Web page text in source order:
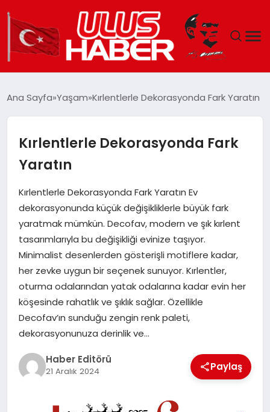
DÜNYA
EKONOMI
TEKNOLOJI
EĞITIM
MAGAZIN
SPOR
YAŞAM
Ana Sayfa Yaşam Kırlentlerle Dekorasyonda Fark Yaratın
Kırlentlerle Dekorasyonda Fark
Yaratın
Kırlentlerle Dekorasyonda Fark Yaratın Ev
dekorasyonunda küçük değişikliklerle büyük fark
yaratmak mümkün. Decofav, modern ve şık kırlent
tasarımlarıyla bu değişikliği evinize taşıyor.
Minimalist desenlerden gösterişli motiflere kadar,
her zevke uygun bir seçenek sunuyor. Kırlentler,
oturma odalarından yatak odalarına kadar evin her
köşesinde rahatlık ve şıklık sağlar. Özellikle
Decofav’ın sunduğu zengin renk paleti,
dekorasyonunuza derinlik ve…
Haber Editörü
21 Aralık 2024 Paylaş